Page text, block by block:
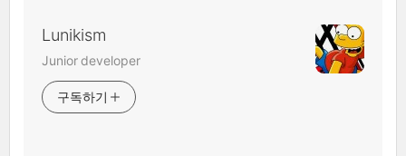
Lunikism
Junior developer
구독하기